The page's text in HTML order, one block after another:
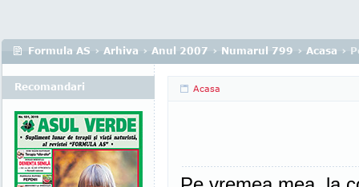
Formula AS › Arhiva › Anul 2007 › Numarul 799 › Acasa ›
Acasa
Recomandari